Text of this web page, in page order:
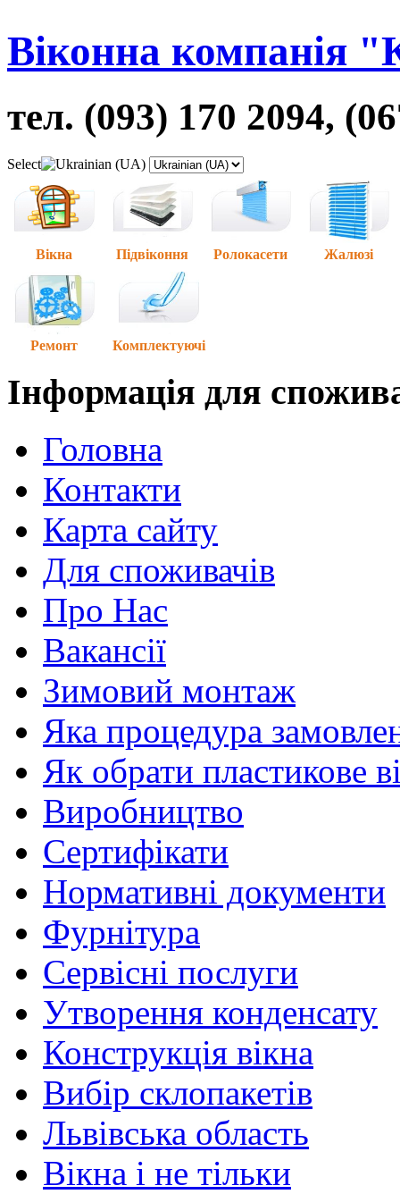
Віконна компанія
тел. (093) 170 2094,
Select
Вікна Підвіконня Ролокасети Жалюзі
Ремонт Комплектуючі
Інформація для
Головна
Контакти
Карта сайту
Для споживачів
Про Нас
Вакансії
Зимовий монтаж
Яка процедура
Як обрати пластикове
Виробництво
Сертифікати
Нормативні документи
Фурнітура
Сервісні послуги
Утворення конденсату
Конструкція вікна
Вибір склопакетів
Львівська область
Вікна і не тільки